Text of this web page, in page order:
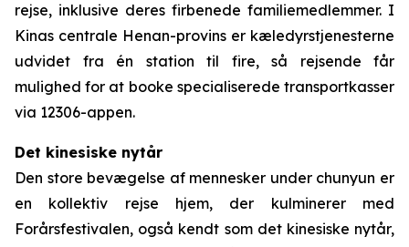
rejse, inklusive deres firbenede familiemedlemmer. I
Kinas centrale Henan-provins er kæledyrstjenesterne
udvidet fra én station til fire, så rejsende får
mulighed for at booke specialiserede transportkasser
via 12306-appen.
Det kinesiske nytår
Den store bevægelse af mennesker under chunyun er
en kollektiv rejse hjem, der kulminerer med
Forårsfestivalen, også kendt som det kinesiske nytår,